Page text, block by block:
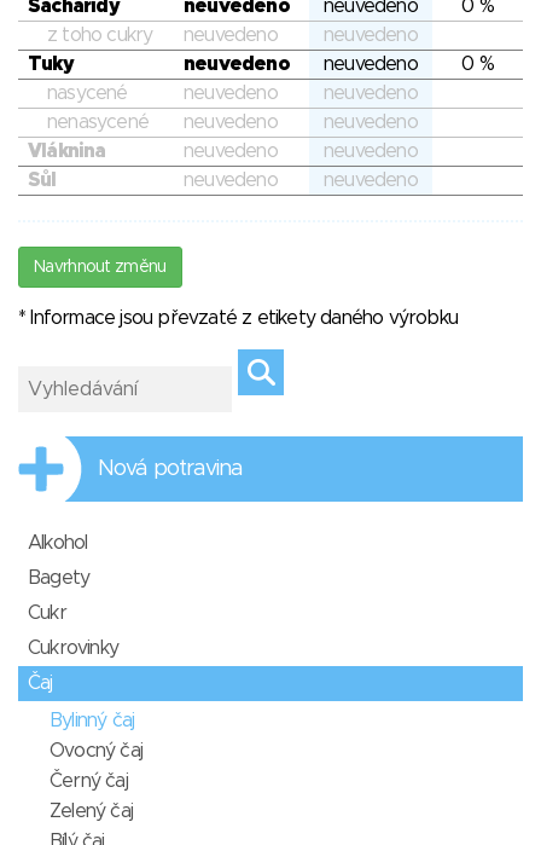
Sacharidy
neuvedeno neuvedeno
0 %
z toho cukry
neuvedeno
neuvedeno
Tuky
neuvedeno neuvedeno
0 %
nasycené
neuvedeno
neuvedeno
nenasycené
neuvedeno
neuvedeno
Vláknina
neuvedeno
neuvedeno
Sůl
neuvedeno neuvedeno
Navrhnout změnu
* Informace jsou převzaté z etikety daného výrobku
Nová potravina
Alkohol
Bagety
Cukr
Cukrovinky
Čaj
Bylinný čaj
Ovocný čaj
Černý čaj
Zelený čaj